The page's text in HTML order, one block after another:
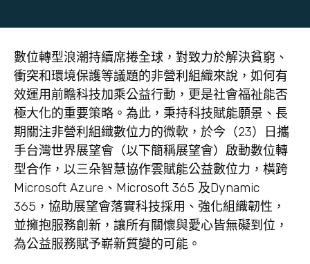
數位轉型浪潮持續席捲全球，對致力於解決貧窮、
衝突和環境保護等議題的非營利組織來說，如何有
效運用前瞻科技加乘公益行動，更是社會福祉能否
極大化的重要策略。為此，秉持科技賦能願景、長
期關注非營利組織數位力的微軟，於今（23）日攜
手台灣世界展望會（以下簡稱展望會）啟動數位轉
型合作，以三朵智慧協作雲賦能公益數位力，橫跨
Microsoft Azure、Microsoft 365 及Dynamic
365，協助展望會落實科技採用、強化組織韌性，
並擁抱服務創新，讓所有關懷與愛心皆無礙到位，
為公益服務賦予嶄新質變的可能。